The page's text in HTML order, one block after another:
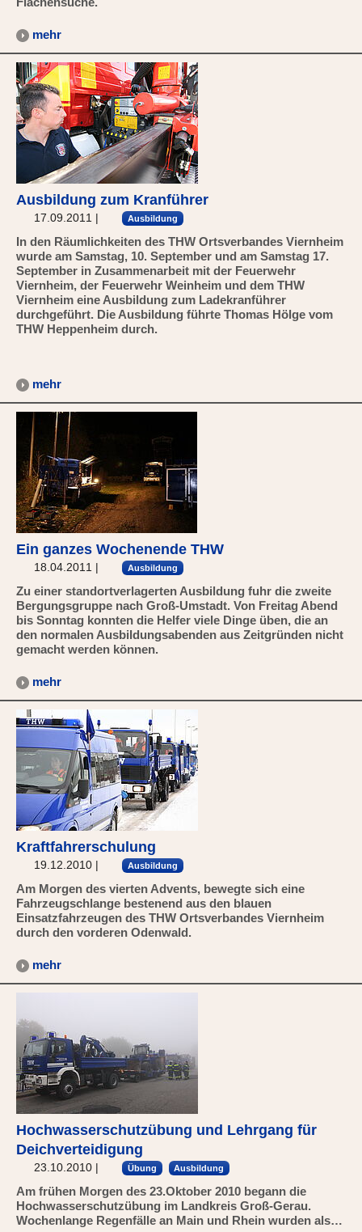
mehr
Ausbildung zum Kranführer
17.09.2011 | Ausbildung
In den Räumlichkeiten des THW Ortsverbandes Viernheim
wurde am Samstag, 10. September und am Samstag 17.
September in Zusammenarbeit mit der Feuerwehr
Viernheim, der Feuerwehr Weinheim und dem THW
Viernheim eine Ausbildung zum Ladekranführer
durchgeführt. Die Ausbildung führte Thomas Hölge vom
THW Heppenheim durch.
mehr
Ein ganzes Wochenende THW
18.04.2011 | Ausbildung
Zu einer standortverlagerten Ausbildung fuhr die zweite
Bergungsgruppe nach Groß-Umstadt. Von Freitag Abend
bis Sonntag konnten die Helfer viele Dinge üben, die an
den normalen Ausbildungsabenden aus Zeitgründen nicht
gemacht werden können.
mehr
Kraftfahrerschulung
19.12.2010 | Ausbildung
Am Morgen des vierten Advents, bewegte sich eine
Fahrzeugschlange bestenend aus den blauen
Einsatzfahrzeugen des THW Ortsverbandes Viernheim
durch den vorderen Odenwald.
mehr
Hochwasserschutzübung und Lehrgang für
Deichverteidigung
23.10.2010 | Übung Ausbildung
Am frühen Morgen des 23.Oktober 2010 begann die
Hochwasserschutzübung im Landkreis Groß-Gerau.
Wochenlange Regenfälle an Main und Rhein wurden als…